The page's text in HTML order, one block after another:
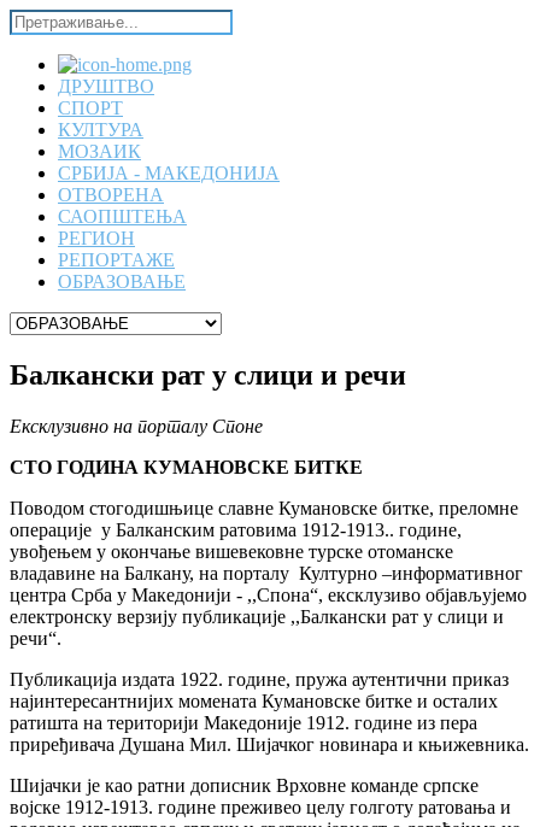
ДРУШТВО
СПОРТ
КУЛТУРА
МОЗАИК
СРБИЈА - МАКЕДОНИЈА
ОТВОРЕНА
САОПШТЕЊА
РЕГИОН
РЕПОРТАЖЕ
ОБРАЗОВАЊЕ
Балкански рат у слици и речи
Ексклузивно на порталу Споне
СТО ГОДИНА КУМАНОВСКЕ БИТКЕ
Поводом стогодишњице славне Кумановске битке, преломне
операције у Балканским ратовима 1912-1913.. године,
увођењем у окончање вишевековне турске отоманске
владавине на Балкану, на порталу Културно –информативног
центра Срба у Македонији - ,,Спона“, ексклузиво објављујемо
електронску верзију публикације ,,Балкански рат у слици и
речи“.
Публикација издата 1922. године, пружа аутентични приказ
најинтересантнијих момената Кумановске битке и осталих
ратишта на територији Македоније 1912. године из пера
приређивача Душана Мил. Шијачког новинара и књижевника.
Шијачки је као ратни дописник Врховне команде српске
војске 1912-1913. године преживео целу голготу ратовања и